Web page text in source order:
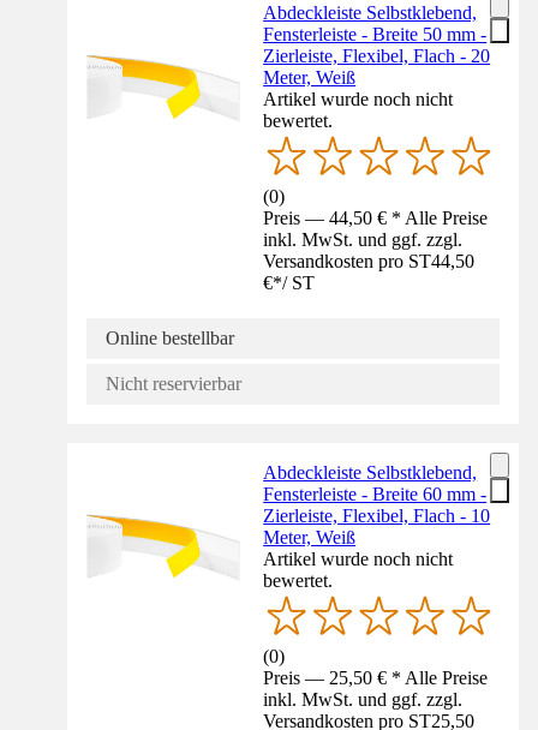
Abdeckleiste Selbstklebend,
Fensterleiste - Breite 50 mm -
Zierleiste, Flexibel, Flach - 20
Meter, Weiß
Artikel wurde noch nicht
bewertet.
(0)
Preis — 44,50 € * Alle Preise
inkl. MwSt. und ggf. zzgl.
Versandkosten pro ST44,50
€*/ ST
Online bestellbar
Nicht reservierbar
Abdeckleiste Selbstklebend,
Fensterleiste - Breite 60 mm -
Zierleiste, Flexibel, Flach - 10
Meter, Weiß
Artikel wurde noch nicht
bewertet.
(0)
Preis — 25,50 € * Alle Preise
inkl. MwSt. und ggf. zzgl.
Versandkosten pro ST25,50